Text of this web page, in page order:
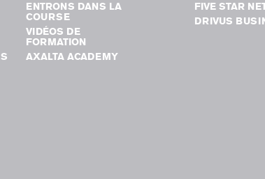
ENTRONS DANS LA
COURSE
VIDÉOS DE
FORMATION
AXALTA ACADEMY
FIVE STAR
DRIVUS